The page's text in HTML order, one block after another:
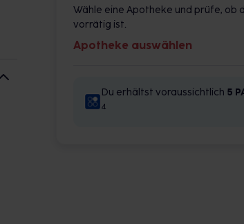
Wähle eine Apotheke und prüfe, ob
vorrätig ist.
Apotheke auswählen
Du erhältst voraussichtlich 5
4